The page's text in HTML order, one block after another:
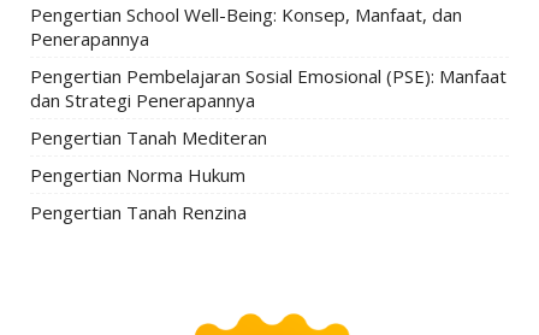
Pengertian School Well-Being: Konsep, Manfaat, dan
Penerapannya
Pengertian Pembelajaran Sosial Emosional (PSE): Manfaat
dan Strategi Penerapannya
Pengertian Tanah Mediteran
Pengertian Norma Hukum
Pengertian Tanah Renzina